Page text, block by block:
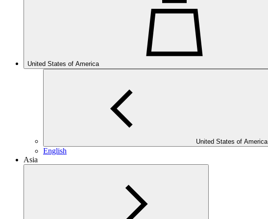
United States of America
United States of America
English
Asia